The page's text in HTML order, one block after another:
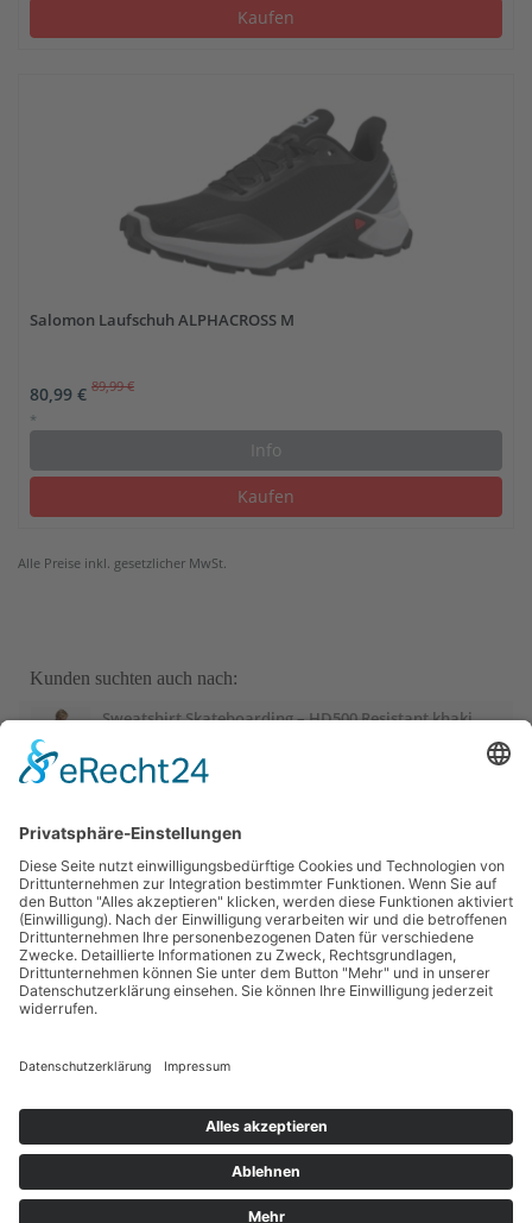
Kaufen
Salomon Laufschuh ALPHACROSS M
80,99 € 89,99 €
*
Info
Kaufen
Alle Preise inkl. gesetzlicher MwSt.
Kunden suchten auch nach:
Sweatshirt Skateboarding – HD500 Resistant khaki
Judoanzug 100 Kinder
Sport-Thieme Mini-Basketball „Playground“, Blau
Sportime Kickertisch „Connect & Play“ Stadion Edition,
Blau-Weiß
© 2018 - 2025 | Sportlermode | Dein Sport - deine Mode |